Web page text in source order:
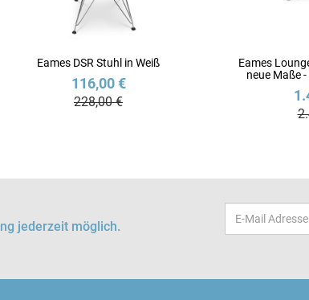
Eames DSR Stuhl in Weiß
116,00 €
228,00 €
Eames
neue Maße
jederzeit möglich.
Email-
Adresse